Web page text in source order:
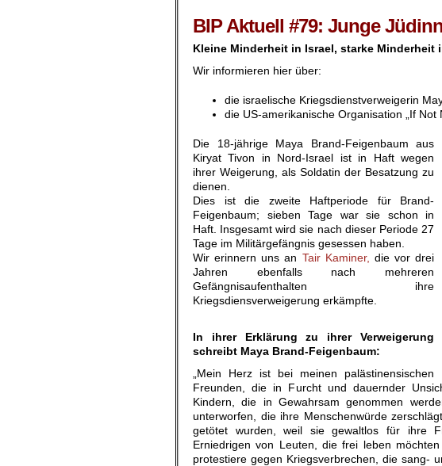
BIP Aktuell #79: Junge
Kleine Minderheit in Israel, starke Minderheit
Wir informieren hier über:
die israelische Kriegsdienstverweigerin
die US-amerikanische Organisation „If Not
Die 18-jährige Maya Brand-Feigenbaum aus
Kiryat Tivon in Nord-Israel ist in Haft wegen
ihrer Weigerung, als Soldatin der Besatzung zu
dienen.
Dies ist die zweite Haftperiode für Brand-
Feigenbaum; sieben Tage war sie schon in
Haft. Insgesamt wird sie nach dieser Periode 27
Tage im Militärgefängnis gesessen haben.
Wir erinnern uns an Tair Kaminer, die vor drei
Jahren ebenfalls nach mehreren
Gefängnisaufenthalten ihre
Kriegsdiensverweigerung erkämpfte.
In ihrer Erklärung zu ihrer Verweigerung
schreibt Maya Brand-Feigenbaum:
„Mein Herz ist bei meinen palästinensischen
Freunden, die in Furcht und dauernder
Kindern, die in Gewahrsam genommen
unterworfen, die ihre Menschenwürde
getötet wurden, weil sie gewaltlos für ihre
Erniedrigen von Leuten, die frei leben
protestiere gegen Kriegsverbrechen, die sang-